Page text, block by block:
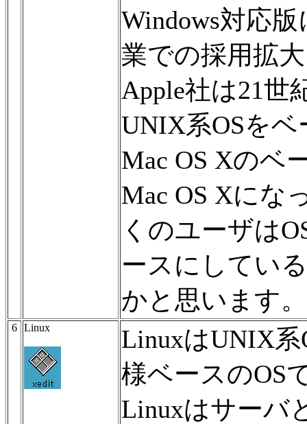
Windows対応
業での採用拡
Apple社は21世
UNIX系OSを
Mac OS Xのベ
Mac OS Xにな
くのユーザは
ースにしてい
かと思います。
6 Linux
LinuxはUNIX系
様ベースのOS
Linuxはサーバ